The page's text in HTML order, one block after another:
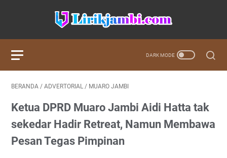
BERANDA / ADVERTORIAL / MUARO JAMBI
Ketua DPRD Muaro Jambi Aidi Hatta tak
sekedar Hadir Retreat, Namun Membawa
Pesan Tegas Pimpinan